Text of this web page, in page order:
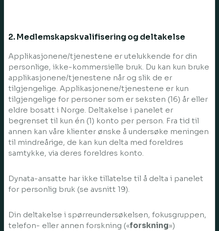
2. Medlemskapskvalifisering og deltakelse
Applikasjonene/tjenestene er utelukkende for din
personlige, ikke-kommersielle bruk. Du kan kun bruke
applikasjonene/tjenestene når og slik de er
tilgjengelige. Applikasjonene/tjenestene er kun
tilgjengelige for personer som er seksten (16) år eller
eldre bosatt i Norge. Deltakelse i panelet er
begrenset til kun én (1) konto per person. Fra tid til
annen kan våre klienter ønske å undersøke meningen
til mindreårige, de kan kun delta med foreldres
samtykke, via deres foreldres konto.
Dynata-ansatte har ikke tillatelse til å delta i panelet
for personlig bruk (se avsnitt 19).
Din deltakelse i spørreundersøkelsen, fokusgruppen,
telefon- eller annen forskning («forskning»)